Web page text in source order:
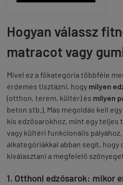
Hogyan válassz
matracot vagy
Mivel ez a főkategória többféle
érdemes tisztázni, hogy milyen
(otthon, terem, kültér) és milyen
beton stb.). Más megoldás kell
kis edzősarokhoz, mint egy teljes
vagy kültéri funkcionális
alkategóriákkal abban segít, hogy
kiválasztani a megfelelő
1. Otthoni edzősarok: mikor